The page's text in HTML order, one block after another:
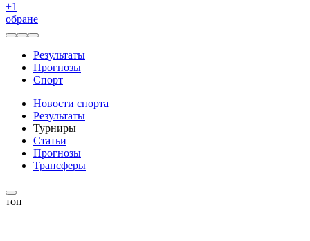
+1
обране
Результаты
Прогнозы
Спорт
Новости спорта
Результаты
Турниры
Статьи
Прогнозы
Трансферы
топ